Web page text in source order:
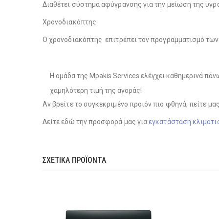
Διαθέτει σύστημα αφύγρανσης για την μείωση της
Χρονοδιακόπτης
Ο χρονοδιακόπτης επιτρέπει τον προγραμματισμό
Η ομάδα της Mpakis Services ελέγχει καθημερινά
χαμηλότερη τιμή της αγοράς!
Αν βρείτε το συγκεκριμένο προιόν πιο φθηνά, πείτε
Δείτε εδώ την προσφορά μας για εγκατάσταση
ΣΧΕΤΙΚΆ ΠΡΟΪΌΝΤΑ